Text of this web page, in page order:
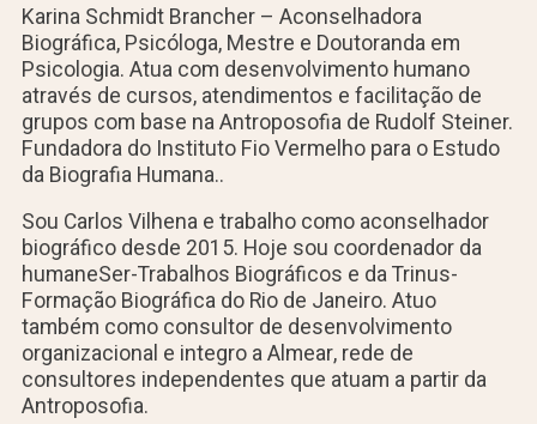
Karina Schmidt Brancher – Aconselhadora
Biográfica, Psicóloga, Mestre e Doutoranda em
Psicologia. Atua com desenvolvimento humano
através de cursos, atendimentos e facilitação de
grupos com base na Antroposofia de Rudolf Steiner.
Fundadora do Instituto Fio Vermelho para o Estudo
da Biografia Humana..
Sou Carlos Vilhena e trabalho como aconselhador
biográfico desde 2015. Hoje sou coordenador da
humaneSer-Trabalhos Biográficos e da Trinus-
Formação Biográfica do Rio de Janeiro. Atuo
também como consultor de desenvolvimento
organizacional e integro a Almear, rede de
consultores independentes que atuam a partir da
Antroposofia.